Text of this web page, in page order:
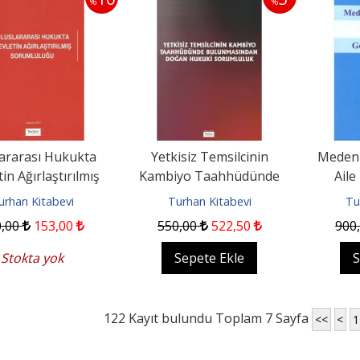
Hukukta
Ağırlaştırılmış
( PİRİM )
Kitabevi
,00 153,00
Stokta yok
Yetkisiz Temsilcinin
Kambiyo Taahhüdünde
Bulunmasından Doğan
Turhan Kitabevi
550,00 522,50
Sepete Ekle
Aile
900
122 Kayıt bulundu Toplam 7 Sayfa << < 1